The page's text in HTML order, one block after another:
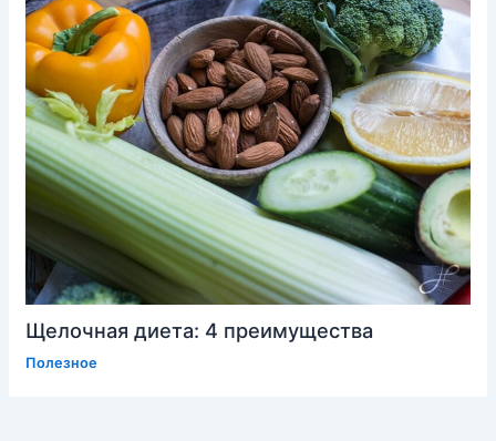
Щелочная диета: 4 преимущества
Полезное